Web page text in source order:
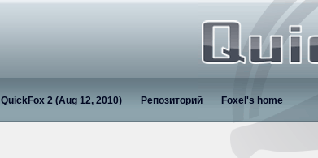
QuickFox 2 (Aug 12, 2010) Репозиторий Foxel's home